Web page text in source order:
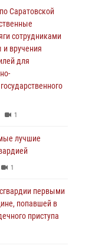
домой
Саратовской
сотрудниками
вручения
для
1
лучшие
1
Саратовской
сотрудниками
и вручения
для
1
лучшие
1
первыми
попавшей в
приступа